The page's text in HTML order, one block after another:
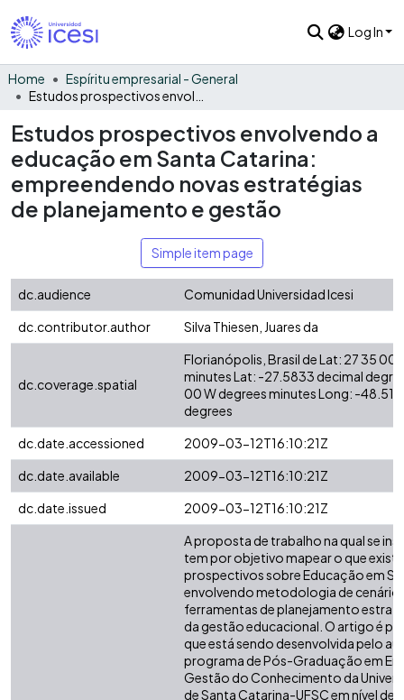
Log In
Home
Espíritu empresarial - General
Estudos prospectivos envolvendo a
educação em Santa Catarina:
empreendendo novas estratégias
de planejamento e gestão
Simple item page
dc.audience
Comunidad Universidad Icesi
dc.contributor.author
Silva Thiesen, Juares da
dc.coverage.spatial
Florianópolis, Brasil de Lat: 27 35 00
minutes Lat: -27.5833 decimal
00 W degrees minutes Long: -
degrees
dc.date.accessioned
2009-03-12T16:10:21Z
dc.date.available
2009-03-12T16:10:21Z
dc.date.issued
2009-03-12T16:10:21Z
A proposta de trabalho na qual se
tem por objetivo mapear o que
prospectivos sobre Educação em
envolvendo metodologia de
ferramentas de planejamento
da gestão educacional. O artigo é
que está sendo desenvolvida pelo
programa de Pós-Graduação em
Gestão do Conhecimento da
de Santa Catarina-UFSC em nível